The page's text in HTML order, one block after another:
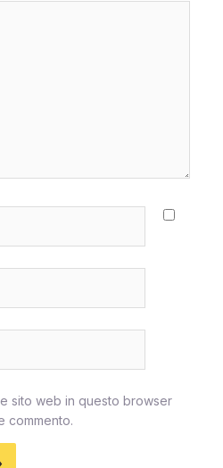
sito web in questo browser
commento.